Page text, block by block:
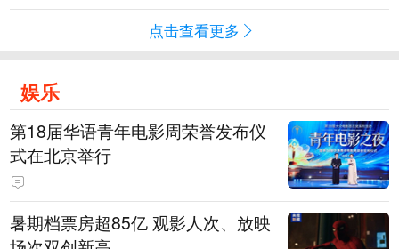
点击查看更多
娱乐
第18届华语青年电影周荣誉发布仪
式在北京举行
暑期档票房超85亿 观影人次、放映